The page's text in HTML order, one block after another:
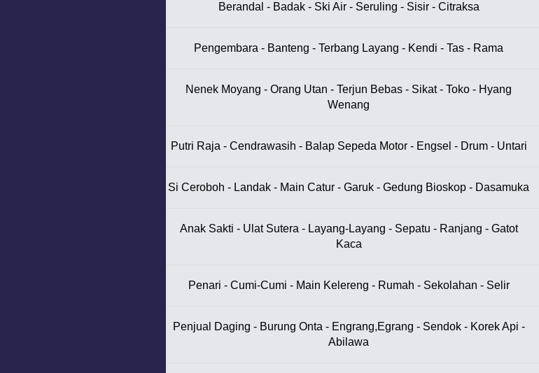
Berandal - Badak - Ski Air - Seruling - Sisir - Citraksa
Pengembara - Banteng - Terbang Layang - Kendi - Tas - Rama
Nenek Moyang - Orang Utan - Terjun Bebas - Sikat - Toko - Hyang
Wenang
Putri Raja - Cendrawasih - Balap Sepeda Motor - Engsel - Drum - Untari
Si Ceroboh - Landak - Main Catur - Garuk - Gedung Bioskop - Dasamuka
Anak Sakti - Ulat Sutera - Layang-Layang - Sepatu - Ranjang - Gatot
Kaca
Penari - Cumi-Cumi - Main Kelereng - Rumah - Sekolahan - Selir
Penjual Daging - Burung Onta - Engrang,Egrang - Sendok - Korek Api -
Abilawa